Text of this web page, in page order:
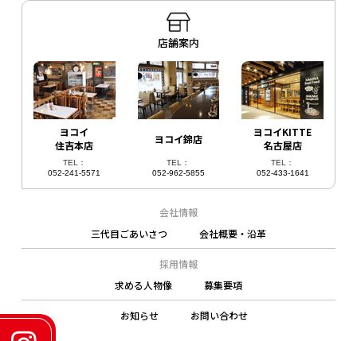
店舗案内
ヨコイ
住吉本店
TEL：
052-241-5571
ヨコイ錦店
TEL：
052-962-5855
ヨコイKITTE
名古屋店
TEL：
052-433-1641
会社情報
三代目ごあいさつ
会社概要・沿革
採用情報
求める人物像
募集要項
お知らせ お問い合わせ